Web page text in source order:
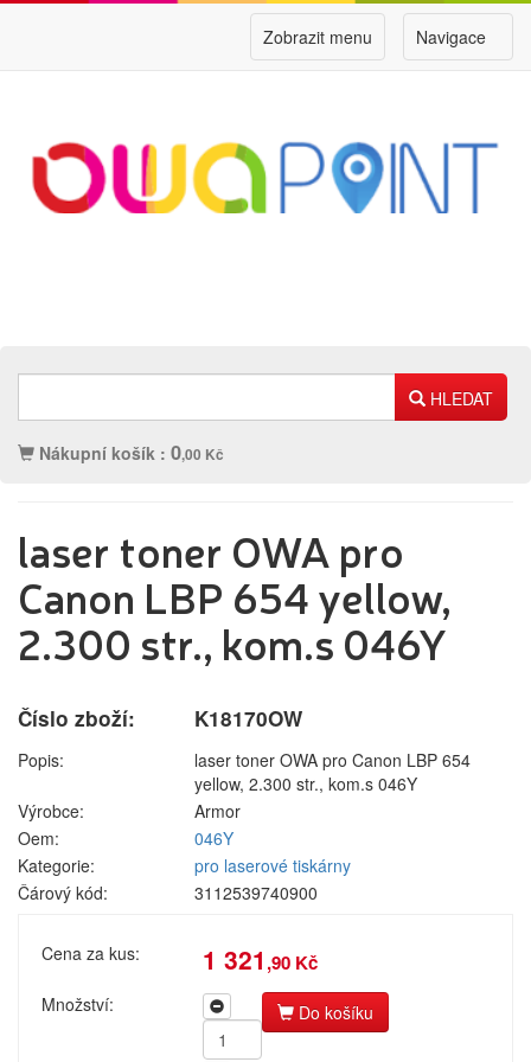
Navigace
Zobrazit menu
HLEDAT
Nákupní košík : 0,00 Kč
Přihlášení zákazníka
Nová registrace Ztráta hesla
Kategorie Výrobci
pro laserové tiskárny
pro jehličkové tiskárny
pro inkoustové tiskárny
pro laserové
tiskárny
pro
jehličkové
tiskárny
tiskárny
kopírovací
Label tape
Papíry a
fólie
Filamenty
3DW
Čisticí
laser toner OWA pro
Canon LBP 654 yellow,
2.300 str., kom.s 046Y
Číslo zboží: K18170OW
Popis:
laser toner OWA pro Canon LBP 654
yellow, 2.300 str., kom.s 046Y
Výrobce:
Armor
Oem:
046Y
Kategorie:
pro laserové tiskárny
Čárový kód:
3112539740900
Cena za kus: 1 321 ,90 Kč
Množství: Do košíku